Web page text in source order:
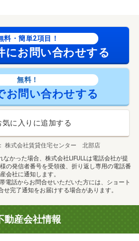
料・簡単2項目！
にお問い合わせする
無料！
お問い合わせする
気に入りに追加する
株式会社賃貸住宅センター 北部店
かった場合、株式会社LIFULLは電話会社が提
の発信者番号を受領後、折り返し専用の電話番
会社に通知します。
電話からお問合せいただいた方には、ショート
せ完了通知をお届けする場合があります。
動産会社情報